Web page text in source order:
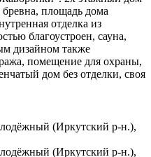
площадь дома
отделка из
благоустроен, сауна,
дизайном также
помещение для охраны,
дом без отделки, своя